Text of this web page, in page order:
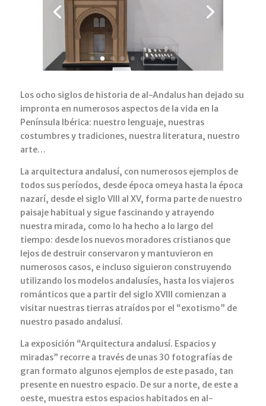
Los ocho siglos de historia de al-Andalus han dejado su
impronta en numerosos aspectos de la vida en la
Península Ibérica: nuestro lenguaje, nuestras
costumbres y tradiciones, nuestra literatura, nuestro
arte…
La arquitectura andalusí, con numerosos ejemplos de
todos sus períodos, desde época omeya hasta la época
nazarí, desde el siglo VIII al XV, forma parte de nuestro
paisaje habitual y sigue fascinando y atrayendo
nuestra mirada, como lo ha hecho a lo largo del
tiempo: desde los nuevos moradores cristianos que
lejos de destruir conservaron y mantuvieron en
numerosos casos, e incluso siguieron construyendo
utilizando los modelos andalusíes, hasta los viajeros
románticos que a partir del siglo XVIII comienzan a
visitar nuestras tierras atraídos por el “exotismo” de
nuestro pasado andalusí.
La exposición “Arquitectura andalusí. Espacios y
miradas” recorre a través de unas 30 fotografías de
gran formato algunos ejemplos de este pasado, tan
presente en nuestro espacio. De sur a norte, de este a
oeste, muestra estos espacios habitados en al-